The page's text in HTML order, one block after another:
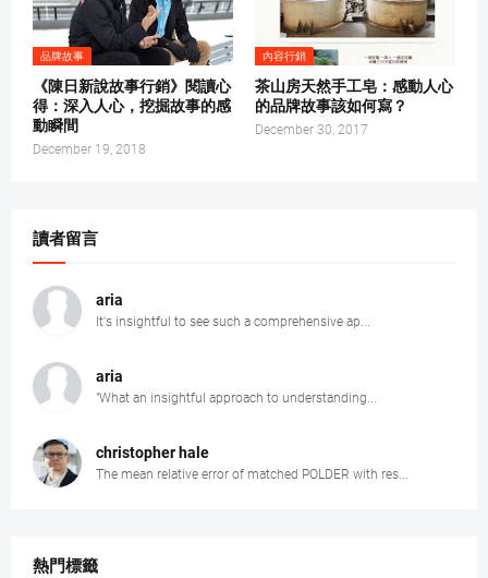
品牌故事
《陳日新說故事行銷》閱讀心
得：深入人心，挖掘故事的感
動瞬間
December 19, 2018
內容行銷
茶山房天然手工皂：感動人心
的品牌故事該如何寫？
December 30, 2017
讀者留言
aria
It's insightful to see such a comprehensive ap...
aria
"What an insightful approach to understanding...
christopher hale
The mean relative error of matched POLDER with res...
熱門標籤